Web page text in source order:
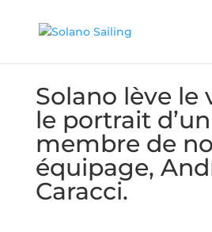
Solano lève le
le portrait d’un
membre de
équipage,
Caracci.